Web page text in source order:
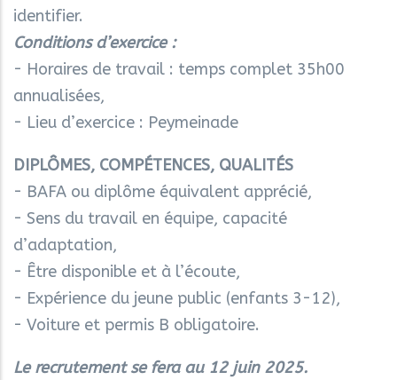
identifier.
Conditions d’exercice :
- Horaires de travail : temps complet 35h00
annualisées,
- Lieu d’exercice : Peymeinade
DIPLÔMES, COMPÉTENCES, QUALITÉS
- BAFA ou diplôme équivalent apprécié,
- Sens du travail en équipe, capacité
d’adaptation,
- Être disponible et à l’écoute,
- Expérience du jeune public (enfants 3-12),
- Voiture et permis B obligatoire.
Le recrutement se fera au 12 juin 2025.